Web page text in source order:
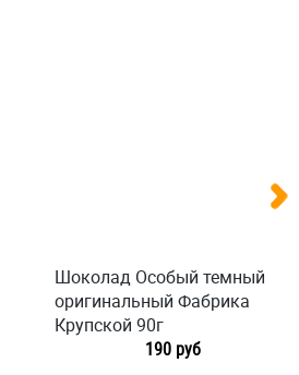
Шоколад Особый темный
оригинальный Фабрика
Крупской 90г
190 руб